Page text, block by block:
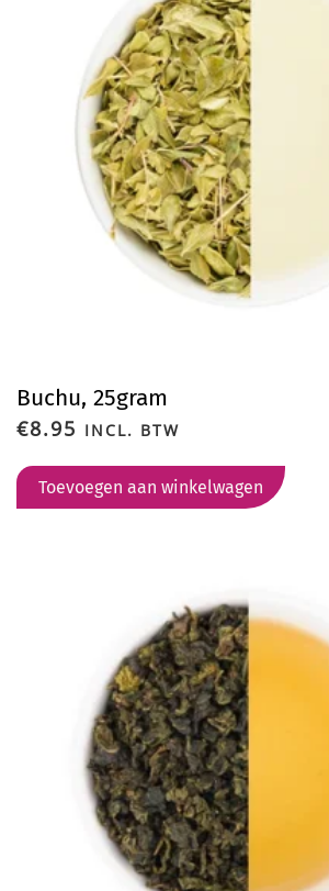
Buchu, 25gram
€8.95 INCL. BTW
Toevoegen aan winkelwagen